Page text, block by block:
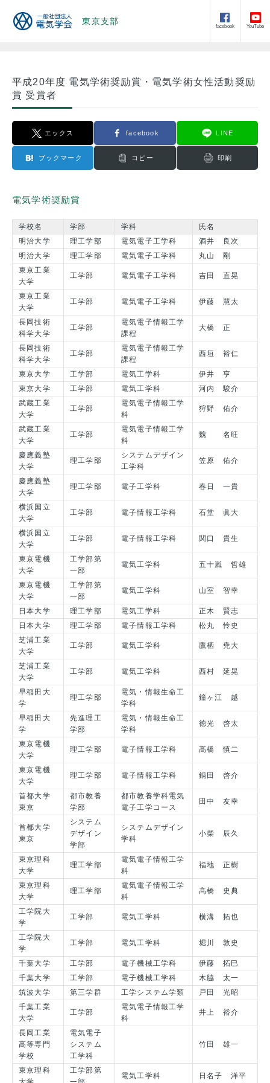
東京支部
facebook YouTube
平成20年度 電気学術奨励賞・電気学術女性活動奨励
賞 受賞者
エックス facebook LINE
ブックマーク コピー 印刷
電気学術奨励賞
学校名 学部 学科
氏名
明治大学
理工学部 電気電子工学科
酒井 良次
明治大学
理工学部 電気電子工学科
丸山 剛
東京工業
大学
工学部 電気電子工学科 吉田 直晃
東京工業
大学
工学部 電気電子工学科 伊藤 慧太
長岡技術
科学大学
工学部
電気電子情報工学
課程
大橋 正
長岡技術
科学大学
工学部
電気電子情報工学
課程
西垣 裕仁
東京大学 工学部 電気工学科
伊井 亨
東京大学
工学部 電気工学科
河内 駿介
武蔵工業
大学
工学部
電気電子情報工学
科
狩野 佑介
武蔵工業
大学
工学部
電気電子情報工学
科
魏 名旺
慶應義塾
大学
理工学部
システムデザイン
工学科
笠原 佑介
慶應義塾
大学
理工学部 電子工学科 春日 一貴
横浜国立
大学
工学部 電子情報工学科 石堂 眞大
横浜国立
大学
工学部 電子情報工学科 関口 貴生
東京電機
大学
工学部第
一部
電気工学科 五十嵐 哲雄
東京電機
大学
工学部第
一部
電気工学科 山室 智幸
日本大学 理工学部 電気工学科
正木 賢志
日本大学
理工学部 電子情報工学科
松丸 怜史
芝浦工業
大学
工学部 電気工学科 鷹栖 尭大
芝浦工業
大学
工学部 電気工学科 西村 延晃
早稲田大
学
理工学部
電気・情報生命工
学科
鐘ヶ江 越
早稲田大
学
先進理工
学部
電気・情報生命工
学科
徳光 啓太
東京電機
大学
理工学部 電子情報工学科 髙橋 慎二
東京電機
大学
理工学部 電子情報工学科 鍋田 啓介
首都大学
東京
都市教養
学部
都市教養学科電気
電子工学コース
田中 友幸
首都大学
東京
システム
デザイン
学部
システムデザイン
学科
小柴 辰久
東京理科
大学
理工学部
電気電子情報工学
科
福地 正樹
東京理科
大学
理工学部
電気電子情報工学
科
髙橋 史典
工学院大
学
工学部 電気工学科 横溝 拓也
工学院大
学
工学部 電気工学科 堀川 敦史
千葉大学 工学部 電子機械工学科
伊藤 拓巳
千葉大学
工学部 電子機械工学科
木脇 太一
筑波大学
第三学群 工学システム学類
戸田 光昭
千葉工業
大学
工学部
電気電子情報工学
科
井上 裕介
長岡工業
高等専門
学校
電気電子
システム
工学科
竹田 雄一
東京理科
工学部第
電気工学科 日名子 洋平